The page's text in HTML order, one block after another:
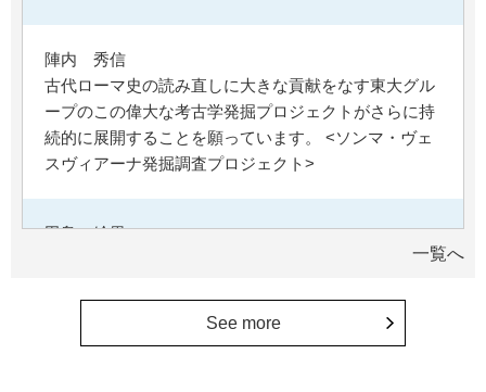
陣内 秀信
古代ローマ史の読み直しに大きな貢献をなす東大グル
ープのこの偉大な考古学発掘プロジェクトがさらに持
続的に展開することを願っています。 <ソンマ・ヴェ
スヴィアーナ発掘調査プロジェクト>
田島 絵里
母校の益々の繁栄を祈っています。 <ひらけ！赤門プ一覧へ
See more